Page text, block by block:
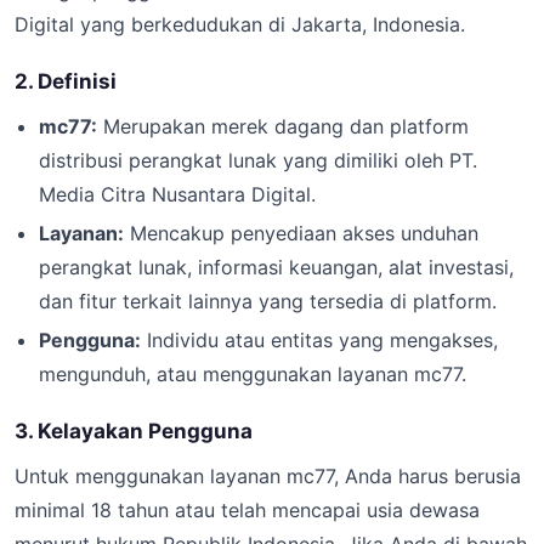
Digital yang berkedudukan di Jakarta, Indonesia.
2. Definisi
mc77: Merupakan merek dagang dan platform
distribusi perangkat lunak yang dimiliki oleh PT.
Media Citra Nusantara Digital.
Layanan: Mencakup penyediaan akses unduhan
perangkat lunak, informasi keuangan, alat investasi,
dan fitur terkait lainnya yang tersedia di platform.
Pengguna: Individu atau entitas yang mengakses,
mengunduh, atau menggunakan layanan mc77.
3. Kelayakan Pengguna
Untuk menggunakan layanan mc77, Anda harus berusia
minimal 18 tahun atau telah mencapai usia dewasa